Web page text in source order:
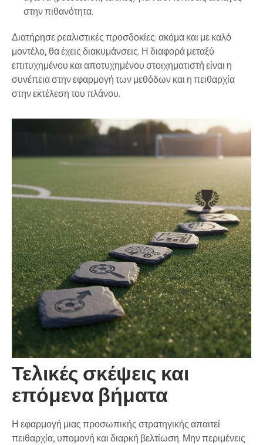
στην πιθανότητα.
Διατήρησε ρεαλιστικές προσδοκίες: ακόμα και με καλό
μοντέλο, θα έχεις διακυμάνσεις. Η διαφορά μεταξύ
επιτυχημένου και αποτυχημένου στοιχηματιστή είναι η
συνέπεια στην εφαρμογή των μεθόδων και η πειθαρχία
στην εκτέλεση του πλάνου.
Τελικές σκέψεις και
επόμενα βήματα
Η εφαρμογή μιας προσωπικής στρατηγικής απαιτεί
πειθαρχία, υπομονή και διαρκή βελτίωση. Μην περιμένεις